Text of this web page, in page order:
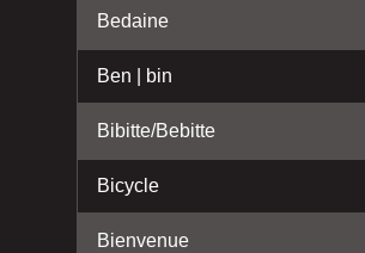
Bedaine
Ben | bin
Bibitte/Bebitte
Bicycle
Bienvenue